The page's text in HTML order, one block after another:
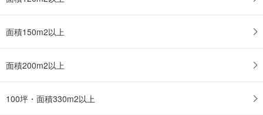
面積150m2以上
面積200m2以上
100坪・面積330m2以上